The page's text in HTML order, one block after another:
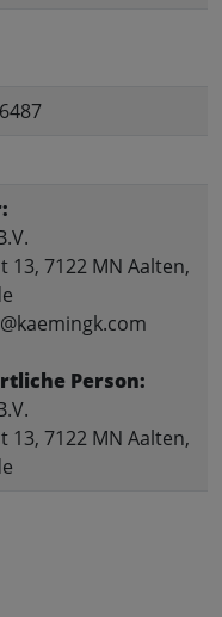
13, 7122 MN Aalten,
Person:
13, 7122 MN Aalten,